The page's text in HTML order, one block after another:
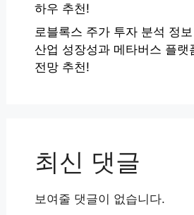
하우 추천!
로블록스 주가 투자 분석 정
산업 성장성과 메타버스 플랫
전망 추천!
최신 댓글
보여줄 댓글이 없습니다.